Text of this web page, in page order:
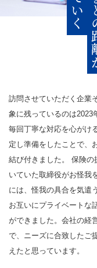
訪問させていただく企業
象に残っているのは2023
毎回丁寧な対応を心がけ
定し準備をしたことで、
結び付きました。 保険
いていた取締役がお怪我
には、怪我の具合を気遣
お互いにプライベートな
ができました。会社の経
で、ニーズに合致したご
えたと思っています。